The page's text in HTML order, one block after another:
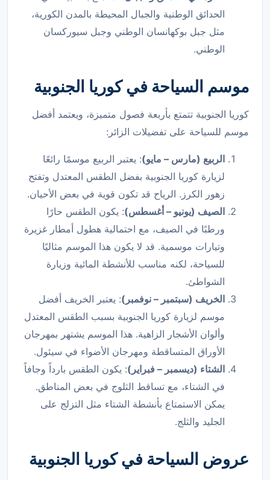
الحدائق الوطنية والجبال المحيطة بالمدن الكورية،
مثل جبل بوكهانسان الوطني وجبل سيوركسان
الوطني.
موسم السياحة في كوريا الجنوبية
كوريا الجنوبية تتمتع بأربعة فصول متميزة، ويعتمد أفضل
موسم للسياحة على تفضيلات الزائر:
الربيع (مارس – مايو): يعتبر الربيع موسمًا رائعًا
لزيارة كوريا الجنوبية بفضل الطقس المعتدل وتفتح
زهور الكرز. الرياح قد تكون قوية في بعض الأحيان.
الصيف (يونيو – أغسطس): يكون الطقس حارًا
ورطبًا في الصيف، مع احتمالية هطول أمطار غزيرة
وتيارات موسمية. قد لا يكون هذا الموسم مثاليًا
للسياحة، لكنه مناسب للأنشطة المائية وزيارة
الشواطئ.
الخريف (سبتمبر – نوفمبر): يعتبر الخريف أفضل
موسم لزيارة كوريا الجنوبية بسبب الطقس المعتدل
وألوان الأشجار الزاهية. هذا الموسم يشتهر بمهرجان
الأوراق المتساقطة ومهرجان الأضواء في سيئول.
الشتاء (ديسمبر – فبراير): يكون الطقس بارداً وجافاً
في الشتاء، مع تساقط الثلوج في بعض المناطق.
يمكن الاستمتاع بأنشطة الشتاء مثل التزلج على
الجليد والثلج.
عروض السياحة في كوريا الجنوبية